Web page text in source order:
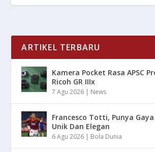
ARTIKEL TERBARU
Kamera Pocket Rasa APSC
Ricoh GR IIIx
7 Agu 2026 | News
Francesco Totti, Punya
Unik Dan Elegan
6 Agu 2026 | Bola Dunia